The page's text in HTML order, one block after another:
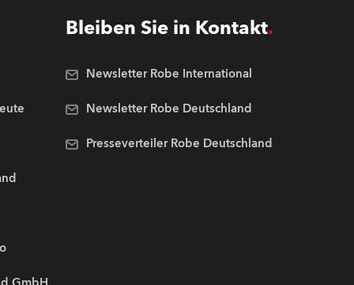
Bleiben Sie in Kontakt
Newsletter Robe International
Newsletter Robe Deutschland
Presseverteiler Robe Deutschland